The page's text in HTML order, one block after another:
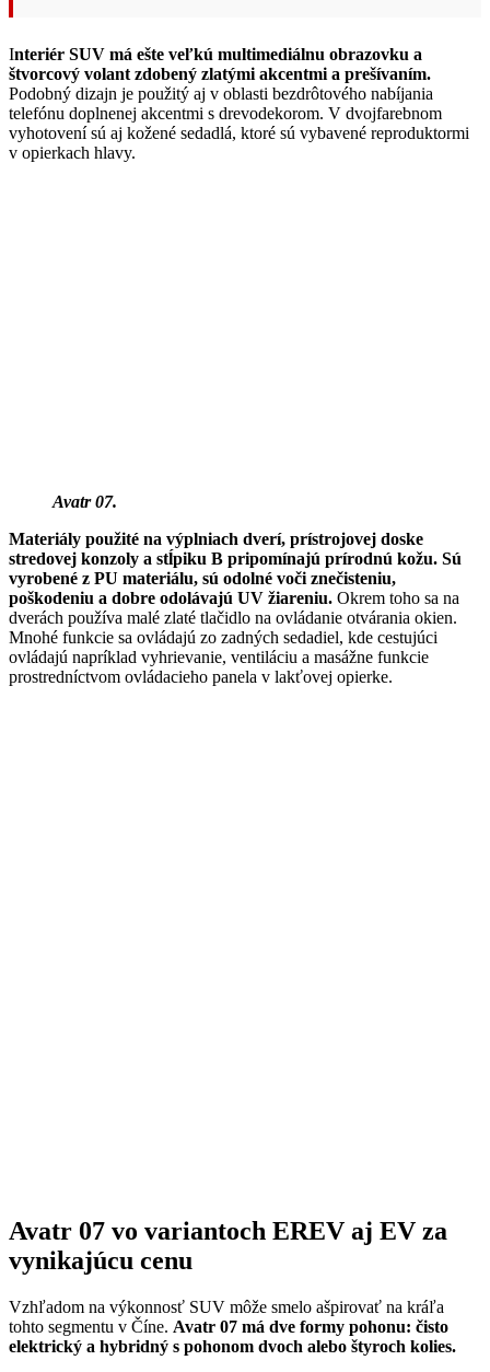
Interiér SUV má ešte veľkú multimediálnu obrazovku a
štvorcový volant zdobený zlatými akcentmi a prešívaním.
Podobný dizajn je použitý aj v oblasti bezdrôtového nabíjania
telefónu doplnenej akcentmi s drevodekorom. V dvojfarebnom
vyhotovení sú aj kožené sedadlá, ktoré sú vybavené reproduktormi
v opierkach hlavy.
Avatr 07.
Materiály použité na výplniach dverí, prístrojovej doske
stredovej konzoly a stĺpiku B pripomínajú prírodnú kožu. Sú
vyrobené z PU materiálu, sú odolné voči znečisteniu,
poškodeniu a dobre odolávajú UV žiareniu. Okrem toho sa na
dverách používa malé zlaté tlačidlo na ovládanie otvárania okien.
Mnohé funkcie sa ovládajú zo zadných sedadiel, kde cestujúci
ovládajú napríklad vyhrievanie, ventiláciu a masážne funkcie
prostredníctvom ovládacieho panela v lakťovej opierke.
Avatr 07 vo variantoch EREV aj EV za
vynikajúcu cenu
Vzhľadom na výkonnosť SUV môže smelo ašpirovať na kráľa
tohto segmentu v Číne. Avatr 07 má dve formy pohonu: čisto
elektrický a hybridný s pohonom dvoch alebo štyroch kolies.